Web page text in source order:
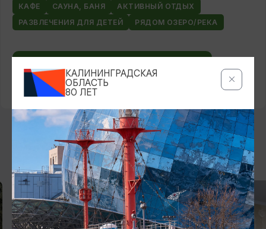
КАФЕ САУНА, БАНЯ
АКТИВНЫЙ ОТДЫХ
РАЗВЛЕЧЕНИЯ ДЛЯ ДЕТЕЙ
РЯДОМ ОЗЕРО/РЕКА
ЗАБРОНИРОВАТЬ НА OSTROVOK.RU
ВОЗМОЖНО ВАС ЗАИНТЕРЕСУЕТ
3
КАЛИНИНГРАДСКАЯ
ОБЛАСТЬ
80 ЛЕТ